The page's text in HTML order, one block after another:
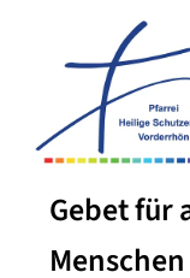
Gebet für
Menschen